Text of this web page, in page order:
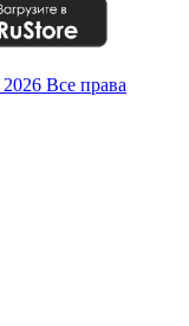
Все права